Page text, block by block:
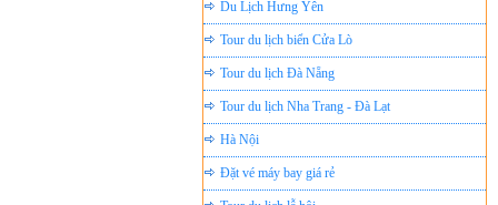
Tour du lịch biển Cửa Lò
Tour du lịch Đà Nẵng
Tour du lịch Nha Trang - Đà Lạt
Hà Nội
Đặt vé máy bay giá rẻ
Tour du lịch lễ hội